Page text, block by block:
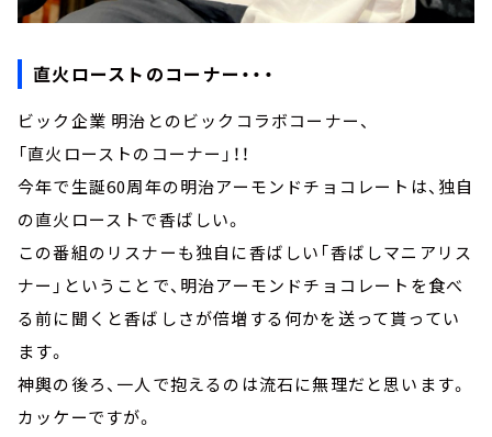
直火ローストのコーナー・・・
ビック企業 明治とのビックコラボコーナー、
「直火ローストのコーナー」！！
今年で生誕60周年の明治アーモンドチョコレートは、独自
の直火ローストで香ばしい。
この番組のリスナーも独自に香ばしい「香ばしマニアリス
ナー」ということで、明治アーモンドチョコレートを食べ
る前に聞くと香ばしさが倍増する何かを送って貰ってい
ます。
神輿の後ろ、一人で抱えるのは流石に無理だと思います。
カッケーですが。